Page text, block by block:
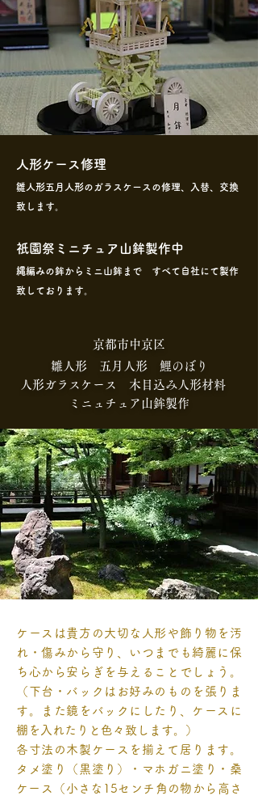
人形ケース修理
雛人形五月人形のガラスケースの修理、入替、交換
致します。
祇園祭ミニチュア山鉾製作中
縄編みの鉾からミニ山鉾まで すべて自社にて製作
致しております。
京都市中京区
雛人形 五月人形 鯉のぼり
人形ガラスケース 木目込み人形材料
ミニュチュア山鉾製作
ケースは貴方の大切な人形や飾り物を汚
れ・傷みから守り、いつまでも綺麗に保
ち心から安らぎを与えることでしょう。
（下台・バックはお好みのものを張りま
す。また鏡をバックにしたり、ケースに
棚を入れたりと色々致します。）
各寸法の木製ケースを揃えて居ります。
タメ塗り（黒塗り）・マホガニ塗り・桑
ケース（小さな15センチ角の物から高さ